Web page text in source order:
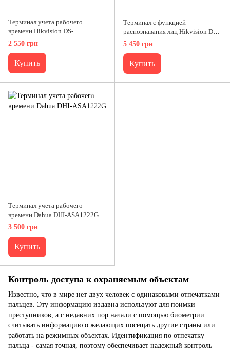
Терминал учета рабочего
времени Hikvision DS-
K1A802MF
2 550 грн
Купить
Терминал с функцией
распознавания лиц Hikvision DS-
K1T331W
5 450 грн
Купить
Терминал учета рабочего
времени Dahua DHI-ASA1222G
3 500 грн
Купить
Контроль доступа к охраняемым объектам
Известно, что в мире нет двух человек с одинаковыми отпечатками
пальцев. Эту информацию издавна используют для поимки
преступников, а с недавних пор начали с помощью биометрии
считывать информацию о желающих посещать другие страны или
работать на режимных объектах. Идентификация по отпечатку
пальца - самая точная, поэтому обеспечивает надежный контроль